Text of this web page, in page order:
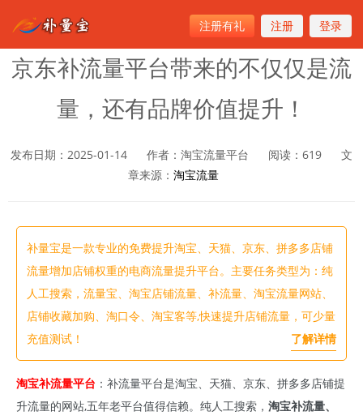
注册有礼 注册 登录
首页>淘宝流量
京东补流量平台带来的不仅仅是流
量，还有品牌价值提升！
发布日期：2025-01-14 作者：淘宝流量平台 阅读： 619
文
章来源： 淘宝流量
补量宝是一款专业的免费提升淘宝、天猫、京东、拼多多店铺
流量增加店铺权重的电商流量提升平台。主要任务类型为：纯
人工搜索，流量宝、淘宝店铺流量、补流量、淘宝流量网站、
店铺收藏加购、淘口令、淘宝客等,快速提升店铺流量，可少量
充值测试！
了解详情
淘宝补流量平台 ：补流量平台是淘宝、天猫、京东、拼多多店铺提
升流量的网站,五年老平台值得信赖。纯人工搜索， 淘宝补流量、